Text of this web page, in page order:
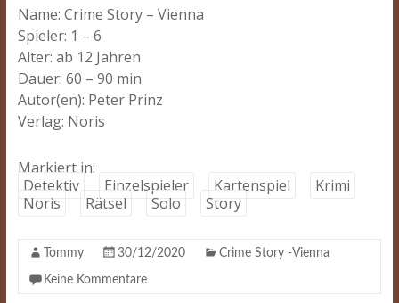
Name: Crime Story – Vienna
Spieler: 1 – 6
Alter: ab 12 Jahren
Dauer: 60 – 90 min
Autor(en): Peter Prinz
Verlag: Noris
Markiert in:
Detektiv
Einzelspieler Kartenspiel
Krimi
Noris
Rätsel Solo Story
Tommy 30/12/2020 Crime Story -Vienna
Keine Kommentare